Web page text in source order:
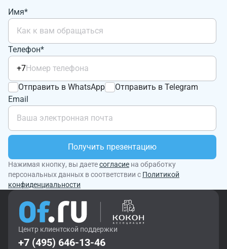
Имя*
Телефон*
+7
Отправить в WhatsApp
Отправить в Telegram
Email
Получить презентацию
Нажимая кнопку, вы даетесогласие на обработку
персональных данных в соответствии с Политикой
конфиденциальности
Центр клиентской поддержки
+7 (495) 646-13-46